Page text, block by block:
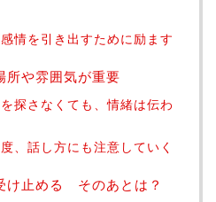
情を引き出すために励ます
所や雰囲気が重要
探さなくても、情緒は伝わ
、話し方にも注意していく
け止める そのあとは？